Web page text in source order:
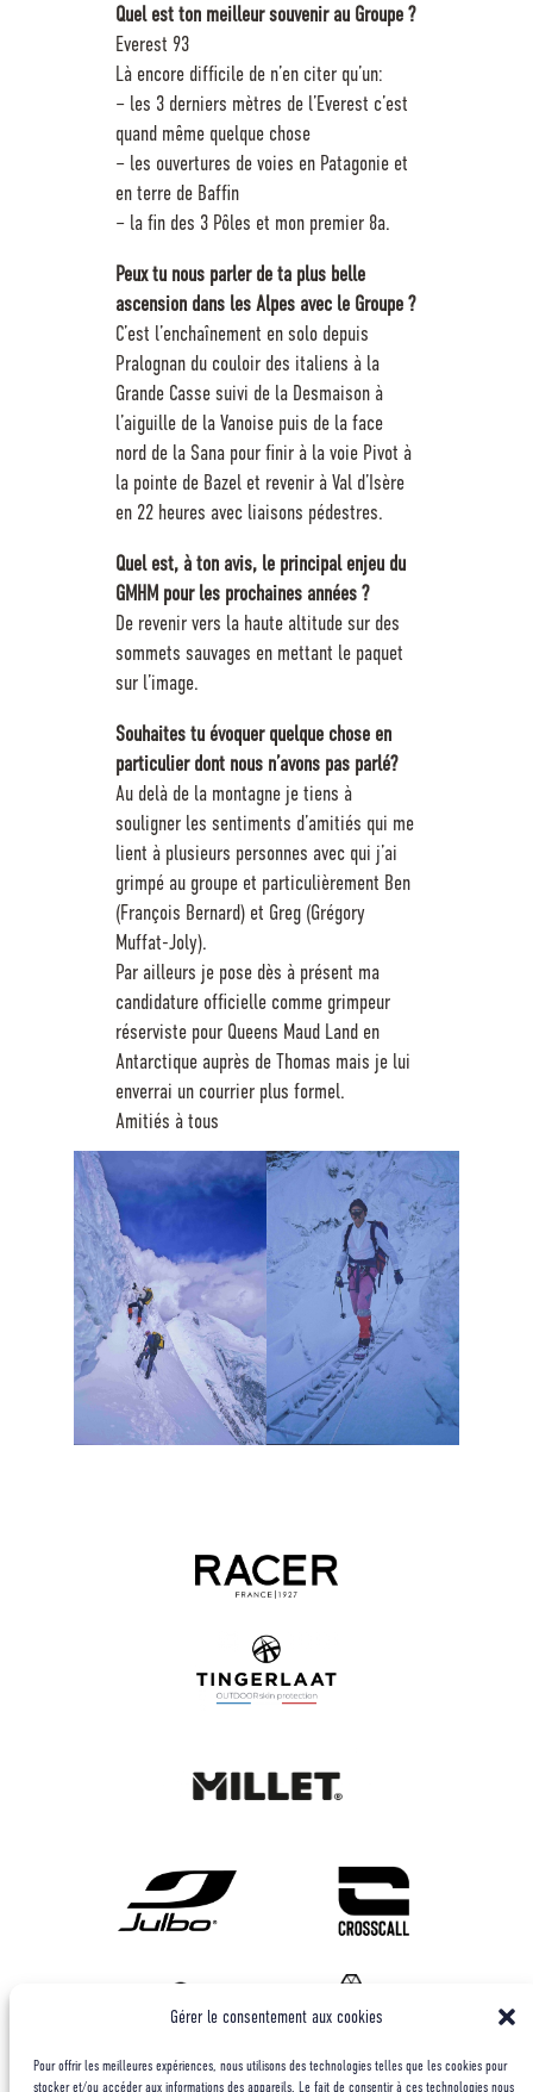
Gérer le consentement aux cookies
Pour offrir les meilleures expériences, nous utilisons des technologies telles que les cookies pour
stocker et/ou accéder aux informations des appareils. Le fait de consentir à ces technologies nous
Quel est ton meilleur souvenir au Groupe ?
Everest 93
Là encore difficile de n’en citer qu’un:
– les 3 derniers mètres de l’Everest c’est
quand même quelque chose
– les ouvertures de voies en Patagonie et
en terre de Baffin
– la fin des 3 Pôles et mon premier 8a.
Peux tu nous parler de ta plus belle
ascension dans les Alpes avec le Groupe ?
C’est l’enchaînement en solo depuis
Pralognan du couloir des italiens à la
Grande Casse suivi de la Desmaison à
l’aiguille de la Vanoise puis de la face
nord de la Sana pour finir à la voie Pivot à
la pointe de Bazel et revenir à Val d’Isère
en 22 heures avec liaisons pédestres.
Quel est, à ton avis, le principal enjeu du
GMHM pour les prochaines années ?
De revenir vers la haute altitude sur des
sommets sauvages en mettant le paquet
sur l’image.
Souhaites tu évoquer quelque chose en
particulier dont nous n’avons pas parlé?
Au delà de la montagne je tiens à
souligner les sentiments d’amitiés qui me
lient à plusieurs personnes avec qui j’ai
grimpé au groupe et particulièrement Ben
(François Bernard) et Greg (Grégory
Muffat-Joly).
Par ailleurs je pose dès à présent ma
candidature officielle comme grimpeur
réserviste pour Queens Maud Land en
Antarctique auprès de Thomas mais je lui
enverrai un courrier plus formel.
Amitiés à tous